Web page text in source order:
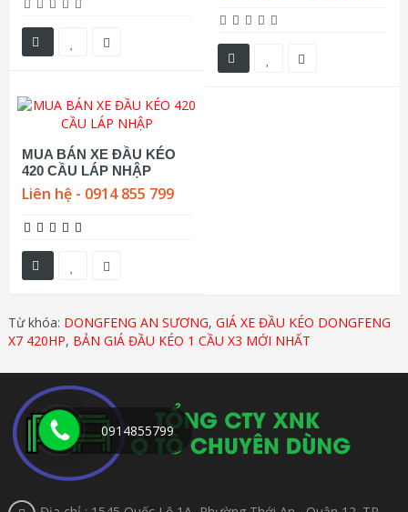
MUA BÁN XE ĐẦU KÉO
420 CẦU LÁP NHẬP
Liên hệ - 0914 855 799
Từ khóa: DONGFENG AN SƯƠNG, GIÁ XE ĐẦU KÉO DONGFENG
X7 420HP, BẢN GIÁ ĐẦU KÉO 1 CẦU X3 MỚI NHẤT
0914855799